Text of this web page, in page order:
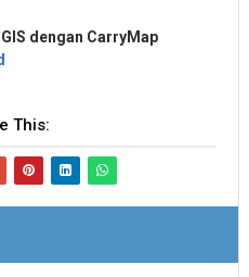
dengan CarryMap
This: